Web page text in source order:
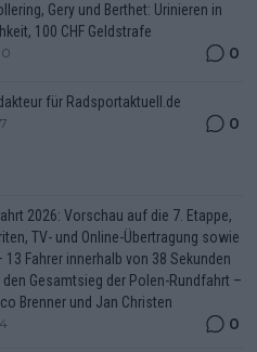
Gery und Berthet: Urinieren in
100 CHF Geldstrafe
0
für Radsportaktuell.de
0
2026: Vorschau auf die 7. Etappe,
TV- und Online-Übertragung sowie
13 Fahrer innerhalb von 38 Sekunden
Gesamtsieg der Polen-Rundfahrt –
Brenner und Jan Christen
0